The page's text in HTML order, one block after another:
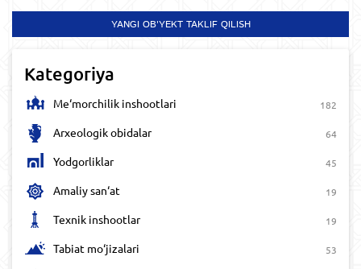
YANGI OB'YEKT TAKLIF QILISH
Kategoriya
Me‘morchilik inshootlari 182
Arxeologik obidalar 64
Yodgorliklar 45
Amaliy san‘at 19
Texnik inshootlar 19
Tabiat mo‘jizalari 53